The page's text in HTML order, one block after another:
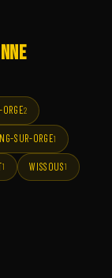
2
SUR-ORGE1
1 WISSOUS1